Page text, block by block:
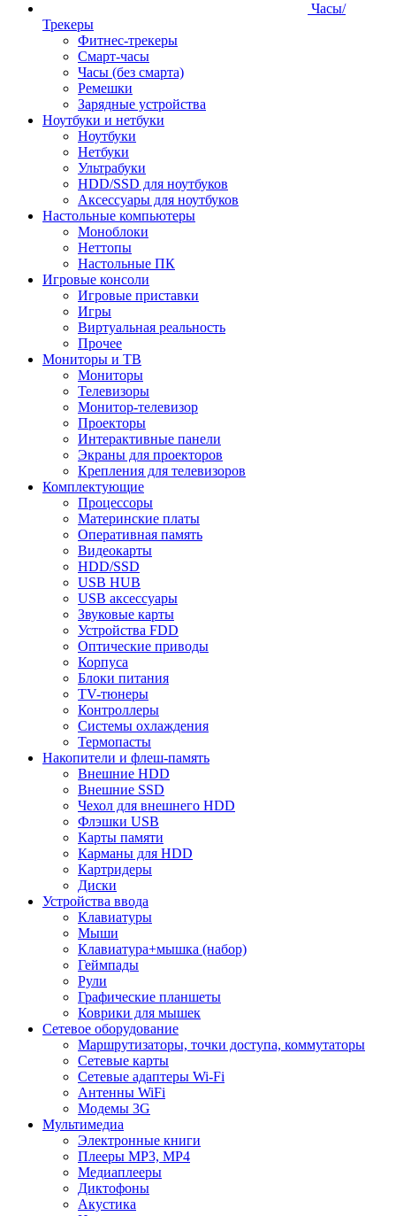
Часы/
Трекеры
Фитнес-трекеры
Смарт-часы
Часы (без смарта)
Ремешки
Зарядные устройства
Ноутбуки и нетбуки
Ноутбуки
Нетбуки
Ультрабуки
HDD/SSD для ноутбуков
Аксессуары для ноутбуков
Настольные компьютеры
Моноблоки
Неттопы
Настольные ПК
Игровые консоли
Игровые приставки
Игры
Виртуальная реальность
Прочее
Мониторы и ТВ
Мониторы
Телевизоры
Монитор-телевизор
Проекторы
Интерактивные панели
Экраны для проекторов
Крепления для телевизоров
Комплектующие
Процессоры
Материнские платы
Оперативная память
Видеокарты
HDD/SSD
USB HUB
USB аксессуары
Звуковые карты
Устройства FDD
Оптические приводы
Корпуса
Блоки питания
TV-тюнеры
Контроллеры
Системы охлаждения
Термопасты
Накопители и флеш-память
Внешние HDD
Внешние SSD
Чехол для внешнего HDD
Флэшки USB
Карты памяти
Карманы для HDD
Картридеры
Диски
Устройства ввода
Клавиатуры
Мыши
Клавиатура+мышка (набор)
Геймпады
Рули
Графические планшеты
Коврики для мышек
Сетевое оборудование
Маршрутизаторы, точки доступа, коммутаторы
Сетевые карты
Сетевые адаптеры Wi-Fi
Антенны WiFi
Модемы 3G
Мультимедиа
Электронные книги
Плееры MP3, MP4
Медиаплееры
Диктофоны
Акустика